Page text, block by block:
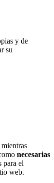
y de
su
necesarias
para el
web.